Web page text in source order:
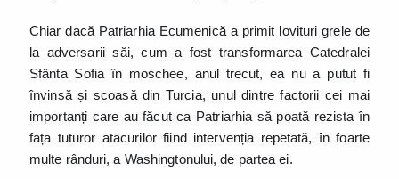
Chiar dacă Patriarhia Ecumenică a primit lovituri grele de
la adversarii săi, cum a fost transformarea Catedralei
Sfânta Sofia în moschee, anul trecut, ea nu a putut fi
învinsă și scoasă din Turcia, unul dintre factorii cei mai
importanți care au făcut ca Patriarhia să poată rezista în
fața tuturor atacurilor fiind intervenția repetată, în foarte
multe rânduri, a Washingtonului, de partea ei.